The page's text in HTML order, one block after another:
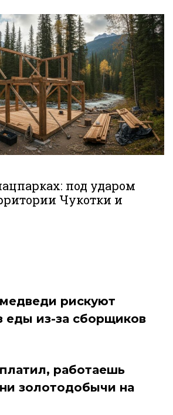
под ударом
Чукотки и
рискуют
еды из-за сборщиков
работаешь
золотодобычи на